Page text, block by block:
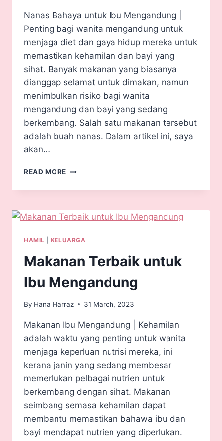
Nanas Bahaya untuk Ibu Mengandung |
Penting bagi wanita mengandung untuk
menjaga diet dan gaya hidup mereka untuk
memastikan kehamilan dan bayi yang
sihat. Banyak makanan yang biasanya
dianggap selamat untuk dimakan, namun
menimbulkan risiko bagi wanita
mengandung dan bayi yang sedang
berkembang. Salah satu makanan tersebut
adalah buah nanas. Dalam artikel ini, saya
akan…
READ MORE
HAMIL KELUARGA
Makanan Terbaik untuk
Ibu Mengandung
By Hana Harraz 31 March, 2023
Makanan Ibu Mengandung | Kehamilan
adalah waktu yang penting untuk wanita
menjaga keperluan nutrisi mereka, ini
kerana janin yang sedang membesar
memerlukan pelbagai nutrien untuk
berkembang dengan sihat. Makanan
seimbang semasa kehamilan dapat
membantu memastikan bahawa ibu dan
bayi mendapat nutrien yang diperlukan.